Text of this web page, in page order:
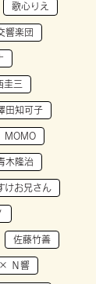
歌心りえ
響楽団
圭三
田知可子
MOMO
木隆治
けお兄さん
佐藤竹善
Ｎ響